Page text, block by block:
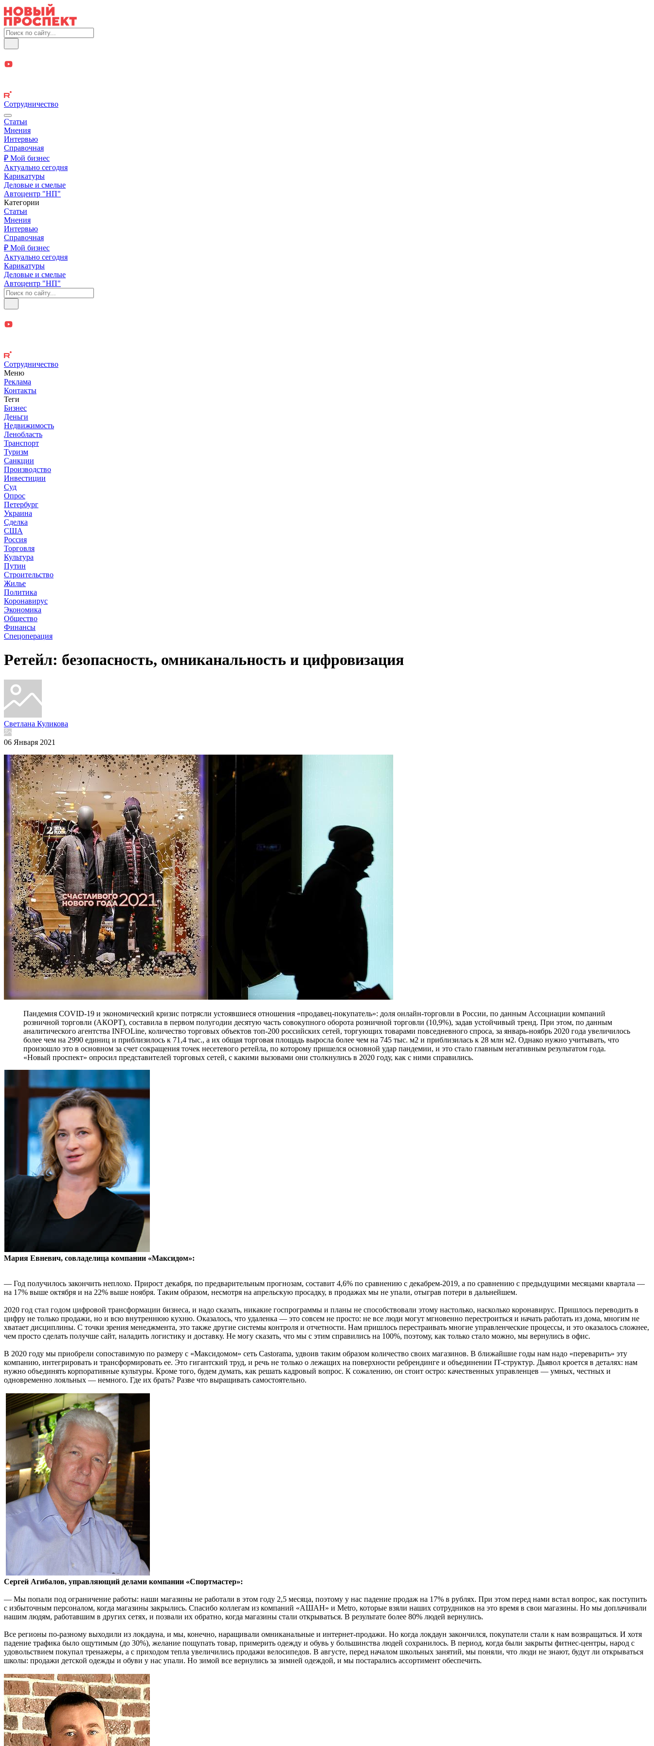
Сотрудничество
Статьи
Мнения
Интервью
Справочная
₽ Мой бизнес
Актуально сегодня
Карикатуры
Деловые и смелые
Автоцентр "НП"
Категории
Статьи
Мнения
Интервью
Справочная
₽ Мой бизнес
Актуально сегодня
Карикатуры
Деловые и смелые
Автоцентр "НП"
Сотрудничество
Меню
Реклама
Контакты
Теги
Бизнес
Деньги
Недвижимость
Ленобласть
Транспорт
Туризм
Санкции
Производство
Инвестиции
Суд
Опрос
Петербург
Украина
Сделка
США
Россия
Торговля
Культура
Путин
Строительство
Жилье
Политика
Коронавирус
Экономика
Общество
Финансы
Спецоперация
Ретейл: безопасность, омниканальность и цифровизация
Светлана Куликова
06 Января 2021
Пандемия COVID-19 и экономический кризис потрясли устоявшиеся отношения «продавец-покупатель»: доля онлайн-торговли в России, по данным Ассоциации компаний
розничной торговли (АКОРТ), составила в первом полугодии десятую часть совокупного оборота розничной торговли (10,9%), задав устойчивый тренд. При этом, по данным
аналитического агентства INFOLine, количество торговых объектов топ-200 российских сетей, торгующих товарами повседневного спроса, за январь-ноябрь 2020 года увеличилось
более чем на 2990 единиц и приблизилось к 71,4 тыс., а их общая торговая площадь выросла более чем на 745 тыс. м2 и приблизилась к 28 млн м2. Однако нужно учитывать, что
произошло это в основном за счет сокращения точек несетевого ретейла, по которому пришелся основной удар пандемии, и это стало главным негативным результатом года.
«Новый проспект» опросил представителей торговых сетей, с какими вызовами они столкнулись в 2020 году, как с ними справились.
Мария Евневич, совладелица компании «Максидом»:
— Год получилось закончить неплохо. Прирост декабря, по предварительным прогнозам, составит 4,6% по сравнению с декабрем-2019, а по сравнению с предыдущими месяцами квартала —
на 17% выше октября и на 22% выше ноября. Таким образом, несмотря на апрельскую просадку, в продажах мы не упали, отыграв потери в дальнейшем.
2020 год стал годом цифровой трансформации бизнеса, и надо сказать, никакие госпрограммы и планы не способствовали этому настолько, насколько коронавирус. Пришлось переводить в
цифру не только продажи, но и всю внутреннюю кухню. Оказалось, что удаленка — это совсем не просто: не все люди могут мгновенно перестроиться и начать работать из дома, многим не
хватает дисциплины. С точки зрения менеджмента, это также другие системы контроля и отчетности. Нам пришлось перестраивать многие управленческие процессы, и это оказалось сложнее,
чем просто сделать получше сайт, наладить логистику и доставку. Не могу сказать, что мы с этим справились на 100%, поэтому, как только стало можно, мы вернулись в офис.
В 2020 году мы приобрели сопоставимую по размеру с «Максидомом» сеть Castorama, удвоив таким образом количество своих магазинов. В ближайшие годы нам надо «переварить» эту
компанию, интегрировать и трансформировать ее. Это гигантский труд, и речь не только о лежащих на поверхности ребрендинге и объединении IT-структур. Дьявол кроется в деталях: нам
нужно объединять корпоративные культуры. Кроме того, будем думать, как решать кадровый вопрос. К сожалению, он стоит остро: качественных управленцев — умных, честных и
одновременно лояльных — немного. Где их брать? Разве что выращивать самостоятельно.
Сергей Агибалов, управляющий делами компании «Спортмастер»:
— Мы попали под ограничение работы: наши магазины не работали в этом году 2,5 месяца, поэтому у нас падение продаж на 17% в рублях. При этом перед нами встал вопрос, как поступить
с избыточным персоналом, когда магазины закрылись. Спасибо коллегам из компаний «АШАН» и Metro, которые взяли наших сотрудников на это время в свои магазины. Но мы доплачивали
нашим людям, работавшим в других сетях, и позвали их обратно, когда магазины стали открываться. В результате более 80% людей вернулись.
Все регионы по-разному выходили из локдауна, и мы, конечно, наращивали омниканальные и интернет-продажи. Но когда локдаун закончился, покупатели стали к нам возвращаться. И хотя
падение трафика было ощутимым (до 30%), желание пощупать товар, примерить одежду и обувь у большинства людей сохранилось. В период, когда были закрыты фитнес-центры, народ с
удовольствием покупал тренажеры, а с приходом тепла увеличились продажи велосипедов. В августе, перед началом школьных занятий, мы поняли, что люди не знают, будут ли открываться
школы: продажи детской одежды и обуви у нас упали. Но зимой все вернулись за зимней одеждой, и мы постарались ассортимент обеспечить.